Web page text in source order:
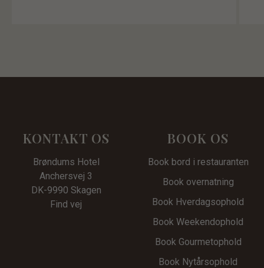
KONTAKT OS
Brøndums Hotel
Anchersvej 3
DK-9990 Skagen
Find vej
BOOK OS
Book bord i restauranten
Book overnatning
Book Hverdagsophold
Book Weekendophold
Book Gourmetophold
Book Nytårsophold